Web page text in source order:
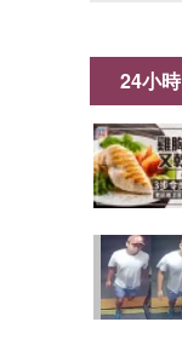
24小時